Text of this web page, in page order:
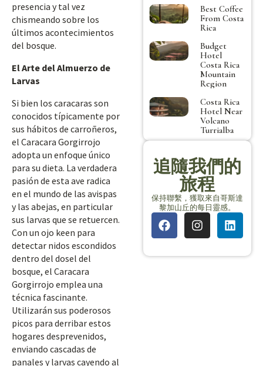
presencia y tal vez
chismeando sobre los
últimos acontecimientos
del bosque.
El Arte del Almuerzo de
Larvas
Si bien los caracaras son
conocidos típicamente por
sus hábitos de carroñeros,
el Caracara Gorgirrojo
adopta un enfoque único
para su dieta. La verdadera
pasión de esta ave radica
en el mundo de las avispas
y las abejas, en particular
sus larvas que se retuercen.
Con un ojo keen para
detectar nidos escondidos
dentro del dosel del
bosque, el Caracara
Gorgirrojo emplea una
técnica fascinante.
Utilizarán sus poderosos
picos para derribar estos
hogares desprevenidos,
enviando cascadas de
panales y larvas cayendo al
Best Coffee
From Costa
Rica
Budget
Hotel
Costa Rica
Mountain
Region
Costa Rica
Hotel Near
Volcano
Turrialba
追隨我們的
旅程
保持聯繫，獲取來自哥斯達
黎加山丘的每日靈感。